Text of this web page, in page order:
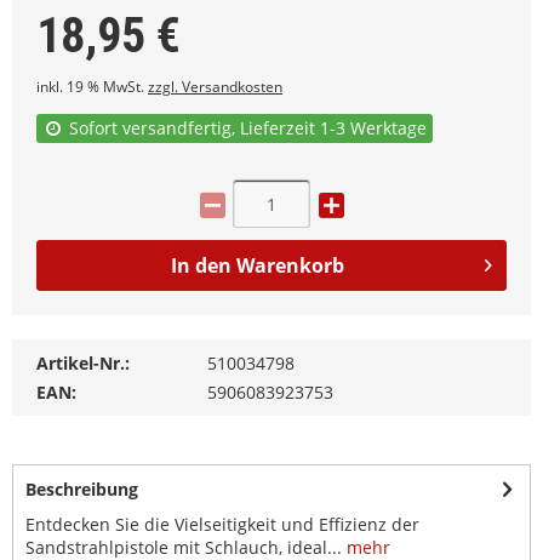
18,95 €
inkl. 19 % MwSt.zzgl. Versandkosten
Sofort versandfertig, Lieferzeit 1-3 Werktage
In den Warenkorb
Artikel-Nr.:
510034798
EAN:
5906083923753
Beschreibung
Entdecken Sie die Vielseitigkeit und Effizienz der
Sandstrahlpistole mit Schlauch, ideal... mehr